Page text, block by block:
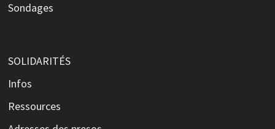
Sondages
SOLIDARITÉS
Infos
Ressources